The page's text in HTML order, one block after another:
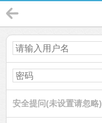
安全提问(未设置请忽略)